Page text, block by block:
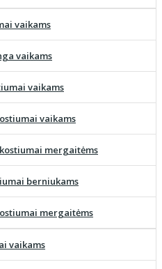
vaikams
vaikams
vaikams
vaikams
mergaitėms
berniukams
mergaitėms
vaikams